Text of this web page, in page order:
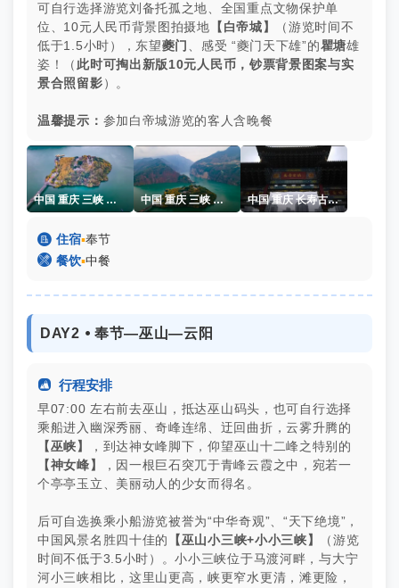
可自行选择游览刘备托孤之地、全国重点文物保护单
位、10元人民币背景图拍摄地 【白帝城】
（游览时间不
低于1.5小时），东望夔门 、感受 “夔门天下雄”的瞿塘雄
姿！（ 此时可掏出新版10元人民币，钞票背景图案与实
景合照留影）。
温馨提示： 参加白帝城游览的客人含晚餐
中国 重庆 三峡 白帝城 冬季 杨志熠 中国 重庆 三峡 白帝城 夔门 冬季 杨志熠 中国 重庆 长寿古镇 冬天
 住宿▪奉节
 餐饮▪中餐
DAY2 ⦁ 奉节—巫山—云阳
 行程安排
早07:00 左右前去巫山，抵达巫山码头，也可自行选择
乘船进入幽深秀丽、奇峰连绵、迂回曲折，云雾升腾的
【巫峡】
，到达神女峰脚下，仰望巫山十二峰之特别的
【神女峰】
，因一根巨石突兀于青峰云霞之中，宛若一
个亭亭玉立、美丽动人的少女而得名。
后可自选换乘小船游览被誉为“中华奇观”、“天下绝境”，
中国风景名胜四十佳的
【巫山小三峡+小小三峡】
（游览
时间不低于3.5小时）。小小三峡位于马渡河畔，与大宁
河小三峡相比，这里山更高，峡更窄水更清，滩更险，